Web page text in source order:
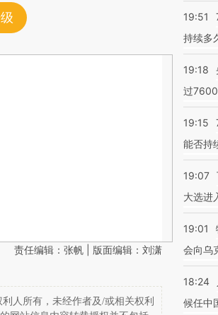
责任编辑：张帆 | 版面编辑：刘潇
人所有，未经作者及/或相关权利
19:51
持续多
19:18
过
19:15
能否持
19:07
大选进
19:01
会向乌
18:24
候任中